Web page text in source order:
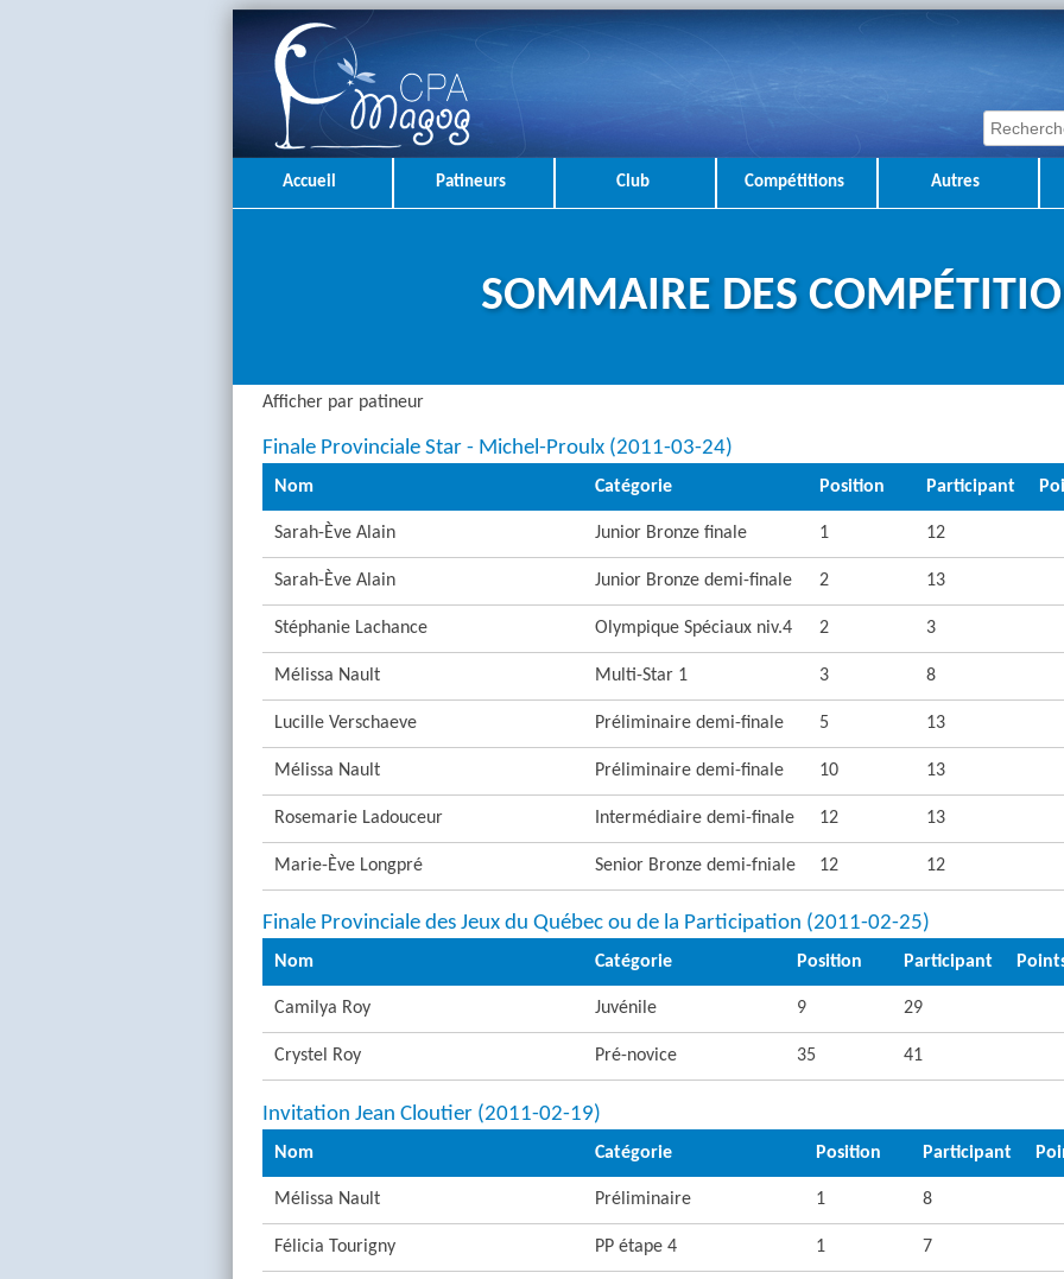
Accueil Patineurs Club Compétitions Autres
SOMMAIRE DES
Afficher par patineur
Finale Provinciale Star - Michel-Proulx (2011-03-24)
Nom Catégorie Position Participant
Sarah-Ève Alain Junior Bronze finale 1 12
Sarah-Ève Alain Junior Bronze demi-finale 2 13
Stéphanie Lachance Olympique Spéciaux niv.4 2 3
Mélissa Nault Multi-Star 1 3 8
Lucille Verschaeve Préliminaire demi-finale 5 13
Mélissa Nault Préliminaire demi-finale 10 13
Rosemarie Ladouceur Intermédiaire demi-finale 12 13
Marie-Ève Longpré Senior Bronze demi-fniale 12 12
Finale Provinciale des Jeux du Québec ou de la Participation (2011-02-25)
Nom Catégorie Position Participant
Camilya Roy Juvénile 9 29
Crystel Roy Pré-novice 35 41
Invitation Jean Cloutier (2011-02-19)
Nom Catégorie Position Participant
Mélissa Nault Préliminaire 1 8
Félicia Tourigny PP étape 4 1 7